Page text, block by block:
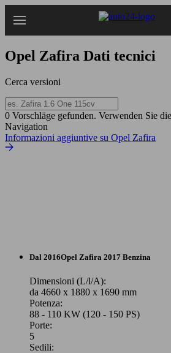
Opel Zafira Dati tecnici
Cerca versioni
0 Vorschläge gefunden. Verwenden Sie
Navigation
Informazioni aggiuntive su Opel Zafira
Dal 2016Opel Zafira 2017 Benzina
Dimensioni (L/l/A):
da 4660 x 1880 x 1690 mm
Potenza:
88 - 110 KW (120 - 150 PS)
Porte:
5
Sedili: